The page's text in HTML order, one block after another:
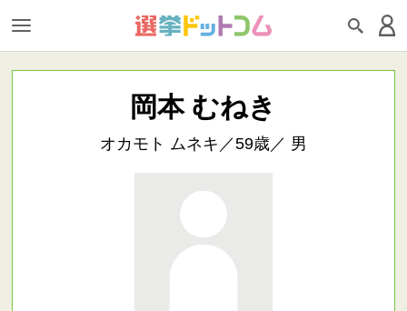
岡本 むねき
オカモト ムネキ／59歳／ 男